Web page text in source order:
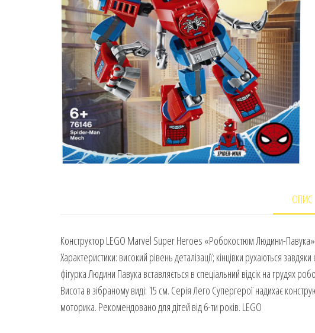
ОПИС
Конструктор LEGO Marvel Super Heroes «Робокостюм Людини-
Характеристики: високий рівень деталізації; кінцівки рухаються
фігурка Людини Павука вставляється в спеціальний відсік на грудях
Висота в зібраному виді: 15 см. Серія Лего Супергерої надихає
моторика. Рекомендовано для дітей від 6-ти років. LEGO